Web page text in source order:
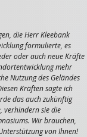
die Herr Kleebank
formulierte, es
oder auch neue Kräfte
mehr
Nutzung des Geländes
Kräften sagte ich
das auch zukünftig
verhindern sie die
Wir brauchen,
von Ihnen!